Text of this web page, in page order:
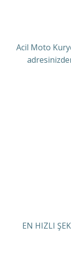
Acil Moto
EN HIZLI